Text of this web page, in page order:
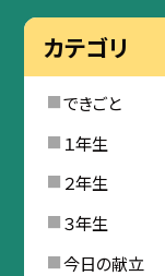
カテゴリ
できごと
１年生
２年生
３年生
今日の献立